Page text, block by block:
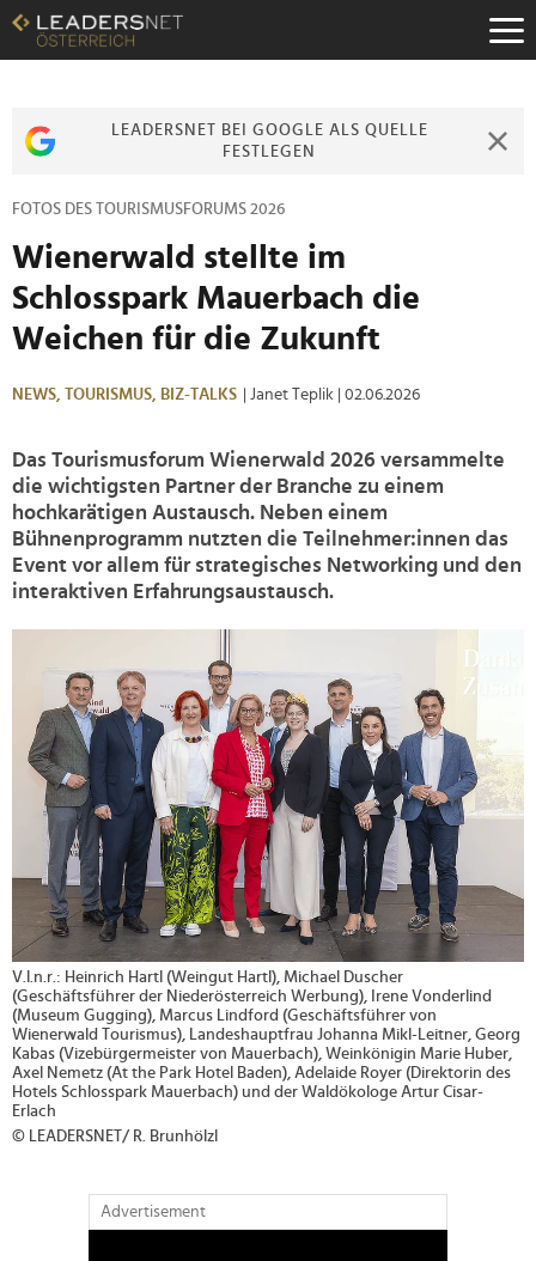
Zum
Inhalt
Zur
Zur
LEADERSNET BEI GOOGLE ALS QUELLE
FESTLEGEN
FOTOS DES TOURISMUSFORUMS 2026
Wienerwald stellte im
Schlosspark Mauerbach die
Weichen für die Zukunft
NEWS, TOURISMUS, BIZ-TALKS | Janet Teplik | 02.06.2026
Das Tourismusforum Wienerwald 2026 versammelte
die wichtigsten Partner der Branche zu einem
hochkarätigen Austausch. Neben einem
Bühnenprogramm nutzten die Teilnehmer:innen das
Event vor allem für strategisches Networking und den
interaktiven Erfahrungsaustausch.
V.l.n.r.: Heinrich Hartl (Weingut Hartl), Michael Duscher
(Geschäftsführer der Niederösterreich Werbung), Irene Vonderlind
(Museum Gugging), Marcus Lindford (Geschäftsführer von
Wienerwald Tourismus), Landeshauptfrau Johanna Mikl-Leitner, Georg
Kabas (Vizebürgermeister von Mauerbach), Weinkönigin Marie Huber,
Axel Nemetz (At the Park Hotel Baden), Adelaide Royer (Direktorin des
Hotels Schlosspark Mauerbach) und der Waldökologe Artur Cisar-
Erlach
© LEADERSNET/ R. Brunhölzl
Advertisement